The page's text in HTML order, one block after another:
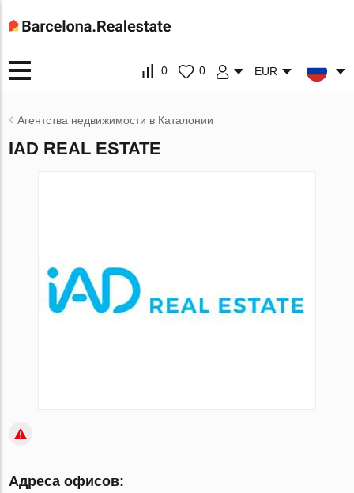
0 0 EUR
Агентства недвижимости в Каталонии
IAD REAL ESTATE
Адреса офисов: